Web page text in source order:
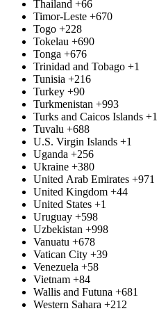
Thailand +66
Timor-Leste +670
Togo +228
Tokelau +690
Tonga +676
Trinidad and Tobago +1
Tunisia +216
Turkey +90
Turkmenistan +993
Turks and Caicos Islands +1
Tuvalu +688
U.S. Virgin Islands +1
Uganda +256
Ukraine +380
United Arab Emirates +971
United Kingdom +44
United States +1
Uruguay +598
Uzbekistan +998
Vanuatu +678
Vatican City +39
Venezuela +58
Vietnam +84
Wallis and Futuna +681
Western Sahara +212